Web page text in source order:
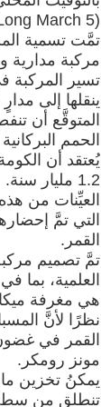
(Long March 5).
تمَّت تسمية
مركبة
تسير
المتوقَّع أن
الحمم
يُعتقد أن
1.2 مليار سنة.
العيِّنات من
التي تمَّ
القمر.
تمَّ تصميم
العلمية، بما
هي مغرفة
نظرًا لأنَّ
القمر في
مونز رومكر.
يمكنُ تخزين
تنطلق من سطح